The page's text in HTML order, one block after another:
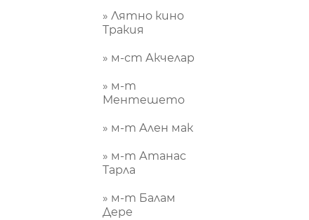
» Лятно кино
Тракия
» м-ст Акчелар
» м-т
Ментешето
» м-т Ален мак
» м-т Атанас
Тарла
» м-т Балам
Дере